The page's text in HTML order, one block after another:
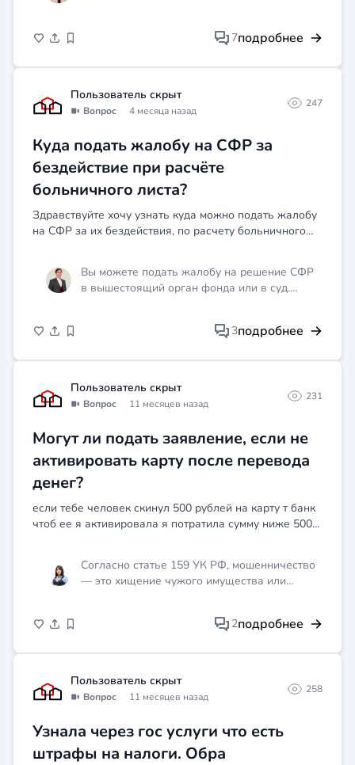
7подробнее
Пользователь скрыт
Вопрос 4 месяца назад
247
Куда подать жалобу на СФР за
бездействие при расчёте
больничного листа?
Здравствуйте хочу узнать куда можно подать жалобу
на СФР за их бездействия, по расчету больничного
время н... Вы можете подать жалобу на решение СФР
в вышестоящий орган фонда или в суд.
детальной консультации и помощи в
3подробнее
Пользователь скрыт
Вопрос 11 месяцев назад
231
Могут ли подать заявление, если не
активировать карту после перевода
денег?
если тебе человек скинул 500 рублей на карту т банк
чтоб ее я активировала я потратила сумму ниже 500 и
Согласно статье 159 УК РФ, мошенничество
— это хищение чужого имущества или
доверием. Если вы не активировали карту и
Однако для квалификации действий как
преступления необходимы доказательства
умысла на хищение. Рекомендуется
урегулировать ситуацию мирным путём.
2подробнее
Пользователь скрыт
Вопрос 11 месяцев назад
258
Узнала через гос услуги что есть
штрафы на налоги. Обра